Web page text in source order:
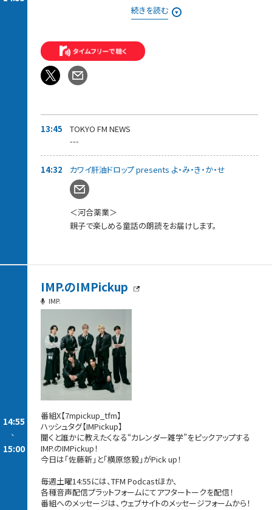
それでも、お取り寄せの旅は終わらない・・・！
東京にいながらにしてうまいものをお取り寄せできる、このすば
知っていれば、ギフトに、家族や仲間と一緒に、自分へのご褒美
に、
いろんなシーンで役に立つお取り寄せの逸品を紹介。
◆13時55分ごろ〜ゲスト：5人組メンズグループ「Crimson Crat
Crat Clan」から、
「ターゴ・C・マーキス」さんと「ミナト・C・エンペラー 」さん が登
続きを読む
13:45
TOKYO FM NEWS
---
14:32 カワイ肝油ドロップ presents よ・み・き・か・せ
＜河合薬業＞
親子で楽しめる童話の朗読をお届けします。
14:55
-
15:00
IMP.のIMPickup
IMP.
番組X【7mpickup_tfm】
ハッシュタグ【IMPickup】
聞くと誰かに教えたくなる“カレンダー雑学”をピックアップする
IMP.のIMPickup！
今日は「佐藤新」と「横原悠毅」がPick up！
毎週土曜14:55には、TFM Podcastほか、
各種音声配信プラットフォームにてアフタートークを配信！
番組へのメッセージは、ウェブサイトのメッセージフォームから！